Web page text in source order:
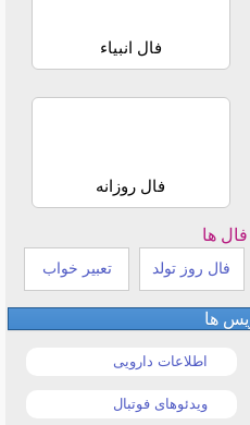
فال انبیاء
فال روزانه
ها
فال روز تولد تعبیر خواب
ها
اطلاعات دارویی
ویدئوهای فوتبال